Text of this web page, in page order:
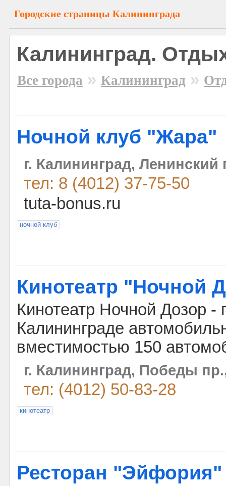
Городские страницы Калининграда
Калининград.
Все города » Калининград »
Ночной клуб "Жара"
г. Калининград,
тел: 8 (4012) 37-75-50
tuta-bonus.ru
ночной клуб
Кинотеатр "Ночной
Кинотеатр Ночной Дозор -
Калининграде
вместимостью 150
г. Калининград, Победы
тел: (4012) 50-83-28
кинотеатр
Ресторан "Эйфория"